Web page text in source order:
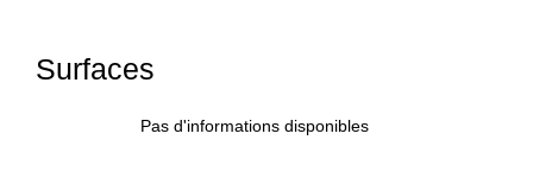
Surfaces
Pas d'informations disponibles